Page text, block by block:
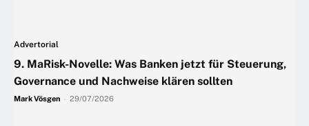
Advertorial
9. MaRisk-Novelle: Was Banken jetzt für Steuerung,
Governance und Nachweise klären sollten
Mark Vösgen 29/07/2026